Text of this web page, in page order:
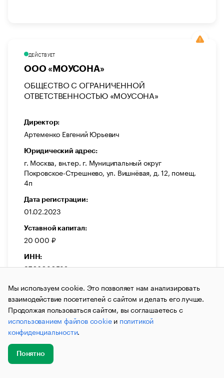
ДЕЙСТВУЕТ
ООО «МОУСОНА»
ОБЩЕСТВО С ОГРАНИЧЕННОЙ
ОТВЕТСТВЕННОСТЬЮ «МОУСОНА»
Директор:
Артеменко Евгений Юрьевич
Юридический адрес:
г. Москва, вн.тер. г. Муниципальный округ
Покровское-Стрешнево, ул. Вишнёвая, д. 12, помещ.
4п
Дата регистрации:
01.02.2023
Уставной капитал:
20 000 ₽
ИНН:
9706030532
1237700082608
Выручка:
425 755 000 ₽
Темп прироста:
-14,64 %
Мы используем cookie. Это позволяет нам анализировать
взаимодействие посетителей с сайтом и делать его лучше.
Продолжая пользоваться сайтом, вы соглашаетесь с
использованием файлов cookieи политикой
конфиденциальности.
Понятно